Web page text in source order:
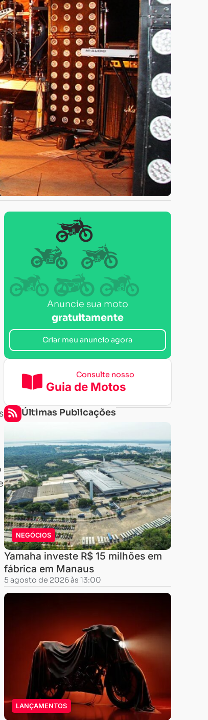
Anuncie sua moto
gratuitamente
Criar meu anuncio agora
Consulte nosso
Guia de Motos
Últimas Publicações
NEGÓCIOS
Yamaha investe R$ 15 milhões em
fábrica em Manaus
5 agosto de 2026 às 13:00
LANÇAMENTOS